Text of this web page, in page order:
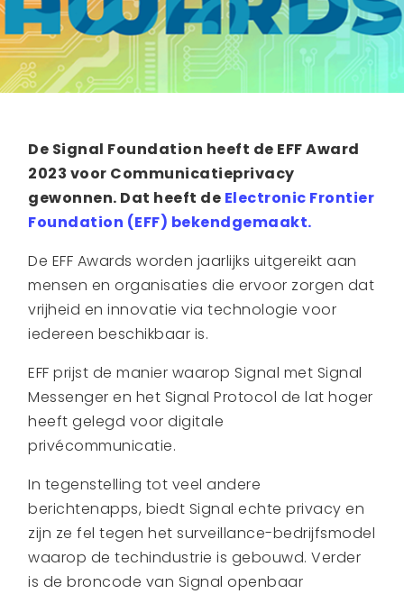
De Signal Foundation heeft de EFF Award
2023 voor Communicatieprivacy
gewonnen. Dat heeft de Electronic Frontier
Foundation (EFF) bekendgemaakt.
De EFF Awards worden jaarlijks uitgereikt aan
mensen en organisaties die ervoor zorgen dat
vrijheid en innovatie via technologie voor
iedereen beschikbaar is.
EFF prijst de manier waarop Signal met Signal
Messenger en het Signal Protocol de lat hoger
heeft gelegd voor digitale
privécommunicatie.
In tegenstelling tot veel andere
berichtenapps, biedt Signal echte privacy en
zijn ze fel tegen het surveillance-bedrijfsmodel
waarop de techindustrie is gebouwd. Verder
is de broncode van Signal openbaar